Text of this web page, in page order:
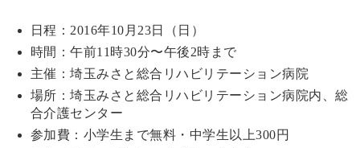
日程：2016年10月23日（日）
時間：午前11時30分〜午後2時まで
主催：埼玉みさと総合リハビリテーション病院
場所：埼玉みさと総合リハビリテーション病院内、総
合介護センター
参加費：小学生まで無料・中学生以上300円